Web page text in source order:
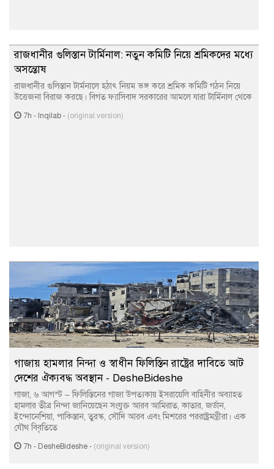
রাজধানীর গুলিস্তান টার্মিনাল: নতুন কমিটি নিয়ে শ্রমিকদের মধ্যে
অসন্তোষ
রাজধানীর গুলিস্তান টার্মনালে হঠাৎ নিয়ম ভঙ্গ করে শ্রমিক কমিটি গঠন নিয়ে
উত্তেজনা বিরাজ করছে। বিগত ফ্যাসিবাদ সরকারের আমলে যারা টার্মিনাল থেকে
7h - Inqilab - (original version)
গাজায় হামলার নিন্দা ও স্বাধীন ফিলিস্তিন রাষ্ট্রের দাবিতে আট
দেশের ঐক্যবদ্ধ অবস্থান - DesheBideshe
গাজা, ৬ আগস্ট – ফিলিস্তিনের গাজা উপত্যকায় ইসরায়েলি বাহিনীর অব্যাহত
হামলার তীব্র নিন্দা জানিয়েছেন সংযুক্ত আরব আমিরাত, কাতার, জর্ডান,
ইন্দোনেশিয়া, পাকিস্তান, তুরস্ক, সৌদি আরব এবং মিশরের পররাষ্ট্রমন্ত্রীরা। এক
যৌথ বিবৃতিতে
7h - DesheBideshe - (original version)